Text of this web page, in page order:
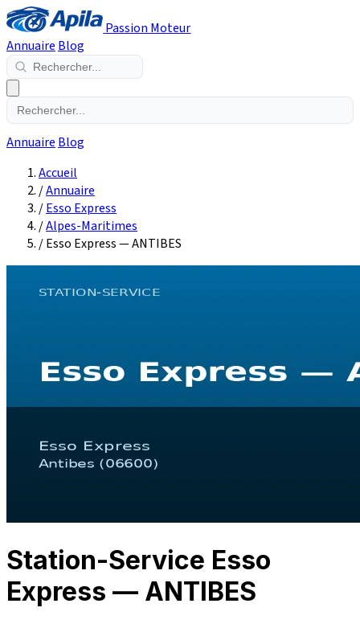
Passion Moteur
Annuaire Blog
Annuaire Blog
Accueil
/Annuaire
/Esso Express
/Alpes-Maritimes
/Esso Express — ANTIBES
Station-Service Esso
Express — ANTIBES